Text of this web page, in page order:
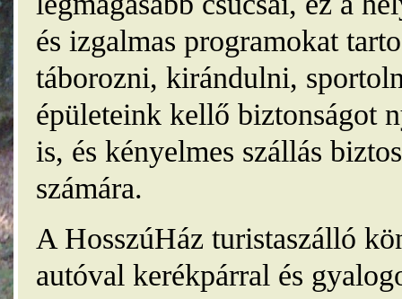
és izgalmas programokat
táborozni, kirándulni,
épületeink kellő biztonságot
is, és kényelmes szállás
számára.
A HosszúHáz turistaszálló
autóval kerékpárral és